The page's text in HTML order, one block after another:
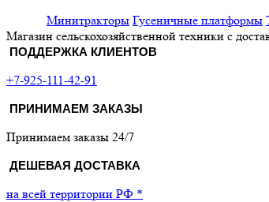
Минитракторы Гусеничные платформы
Магазин сельскохозяйственной техники с
ПОДДЕРЖКА КЛИЕНТОВ
+7-925-111-42-91
ПРИНИМАЕМ ЗАКАЗЫ
Принимаем заказы 24/7
ДЕШЕВАЯ ДОСТАВКА
на всей территории РФ *